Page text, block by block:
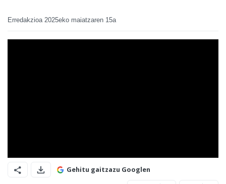
Erredakzioa 2025eko maiatzaren 15a
Gehitu gaitzazu Googlen